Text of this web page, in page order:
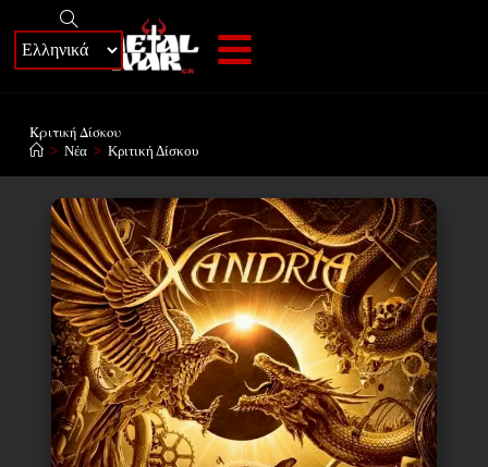
Κριτική Δίσκου
> Νέα > Κριτική Δίσκου